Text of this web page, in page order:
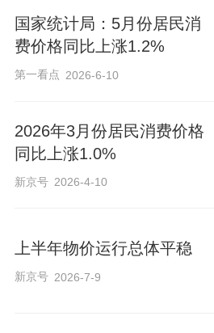
国家统计局：5月份居民消
费价格同比上涨1.2%
第一看点 2026-6-10
2026年3月份居民消费价格
同比上涨1.0%
新京号 2026-4-10
上半年物价运行总体平稳
新京号 2026-7-9